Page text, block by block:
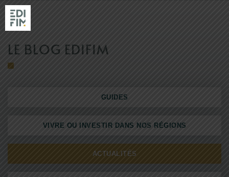
LE BLOG EDIFIM
GUIDES
VIVRE OU INVESTIR DANS NOS RÉGIONS
ACTUALITÉS
EDIFIM
NOS AGENCES